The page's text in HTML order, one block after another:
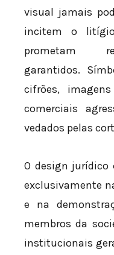
visual jamais
incitem o
prometam
garantidos.
cifrões,
comerciais
vedados pelas
O design jurídico
exclusivamente
e na
membros da
institucionais